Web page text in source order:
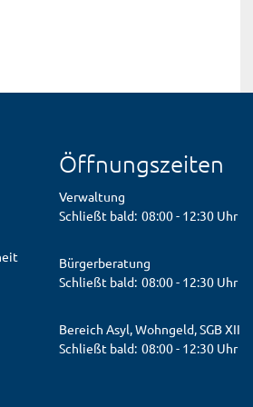
Öffnungszeiten
Verwaltung
Klicken, um weitere Öffnungs-
Schließt bald: 08:00- 12:30 Uhr
Bürgerberatung
Klicken, um weitere Öffnungs-
Schließt bald: 08:00- 12:30 Uhr
Bereich Asyl, Wohngeld, SGB XII
Klicken, um weitere Öffnungs-
Schließt bald: 08:00- 12:30 Uhr